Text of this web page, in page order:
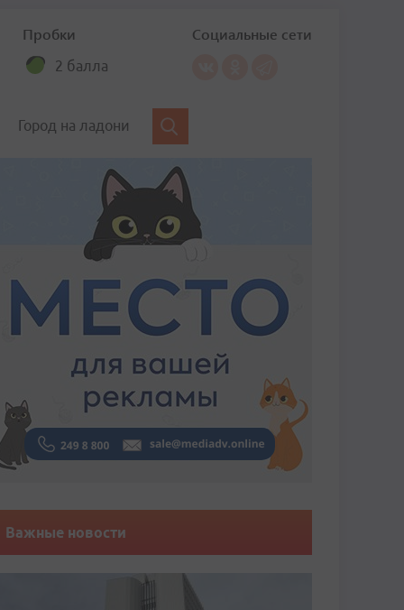
Пробки
2 балла
Социальные сети
Город на ладони
Важные новости